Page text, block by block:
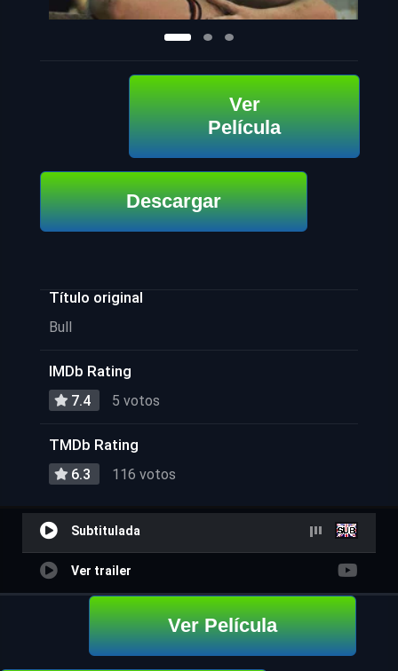
Ver
Película
Descargar
Título original
Bull
IMDb Rating
7.4 5 votos
TMDb Rating
6.3 116 votos
Subtitulada
Ver trailer
Ver Película